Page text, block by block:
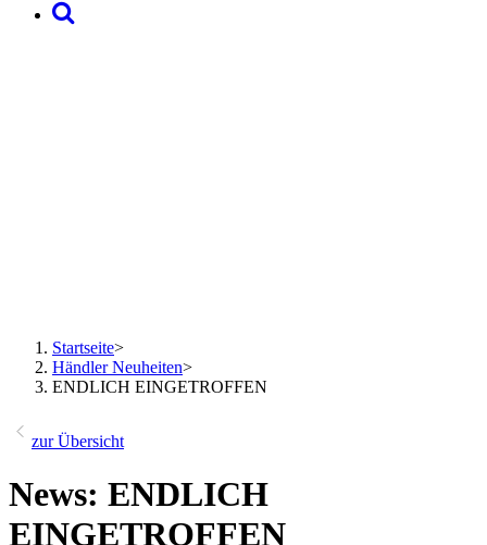
Startseite>
Händler Neuheiten>
ENDLICH EINGETROFFEN
zur Übersicht
News: ENDLICH
EINGETROFFEN